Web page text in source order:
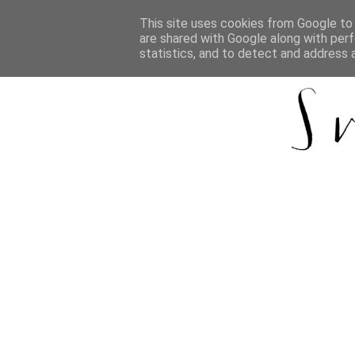
This site uses cookies from Google
are shared with Google along with
statistics, and to detect and address